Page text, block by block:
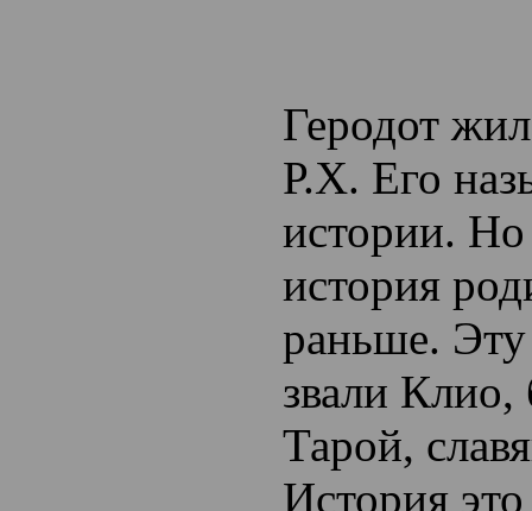
Геродот
Р.Х. Его
истории.
история
раньше.
звали
Тарой,
История это